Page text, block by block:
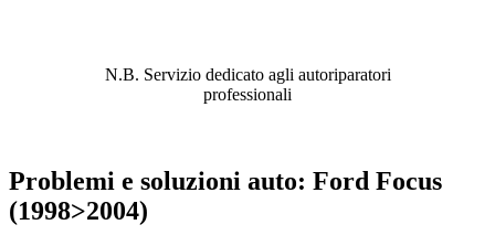
N.B. Servizio dedicato agli autoriparatori
professionali
Problemi e soluzioni auto: Ford Focus
(1998>2004)